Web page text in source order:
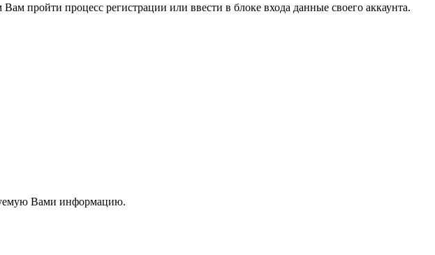
пройти процесс регистрации или ввести в блоке входа данные своего аккаунта.
Вами информацию.